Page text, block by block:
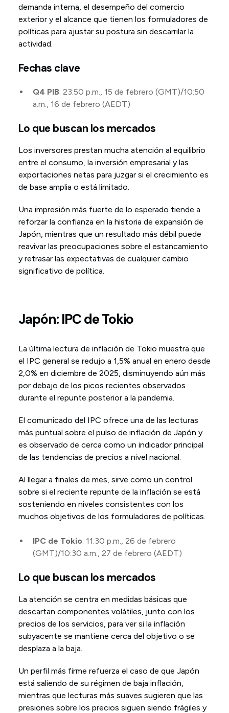
demanda interna, el desempeño del comercio
exterior y el alcance que tienen los formuladores de
políticas para ajustar su postura sin descarrilar la
actividad.
Fechas clave
Q4 PIB: 23:50 p.m., 15 de febrero (GMT)/10:50
a.m., 16 de febrero (AEDT)
Lo que buscan los mercados
Los inversores prestan mucha atención al equilibrio
entre el consumo, la inversión empresarial y las
exportaciones netas para juzgar si el crecimiento es
de base amplia o está limitado.
Una impresión más fuerte de lo esperado tiende a
reforzar la confianza en la historia de expansión de
Japón, mientras que un resultado más débil puede
reavivar las preocupaciones sobre el estancamiento
y retrasar las expectativas de cualquier cambio
significativo de política.
Japón: IPC de Tokio
La última lectura de inflación de Tokio muestra que
el IPC general se redujo a 1,5% anual en enero desde
2,0% en diciembre de 2025, disminuyendo aún más
por debajo de los picos recientes observados
durante el repunte posterior a la pandemia.
El comunicado del IPC ofrece una de las lecturas
más puntual sobre el pulso de inflación de Japón y
es observado de cerca como un indicador principal
de las tendencias de precios a nivel nacional.
Al llegar a finales de mes, sirve como un control
sobre si el reciente repunte de la inflación se está
sosteniendo en niveles consistentes con los
muchos objetivos de los formuladores de políticas.
IPC de Tokio: 11:30 p.m., 26 de febrero
(GMT)/10:30 a.m., 27 de febrero (AEDT)
Lo que buscan los mercados
La atención se centra en medidas básicas que
descartan componentes volátiles, junto con los
precios de los servicios, para ver si la inflación
subyacente se mantiene cerca del objetivo o se
desplaza a la baja.
Un perfil más firme refuerza el caso de que Japón
está saliendo de su régimen de baja inflación,
mientras que lecturas más suaves sugieren que las
presiones sobre los precios siguen siendo frágiles y